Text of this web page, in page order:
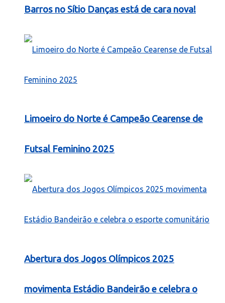
Barros no Sítio Danças está de cara nova!
Limoeiro do Norte é Campeão Cearense de
Futsal Feminino 2025
Abertura dos Jogos Olímpicos 2025
movimenta Estádio Bandeirão e celebra o